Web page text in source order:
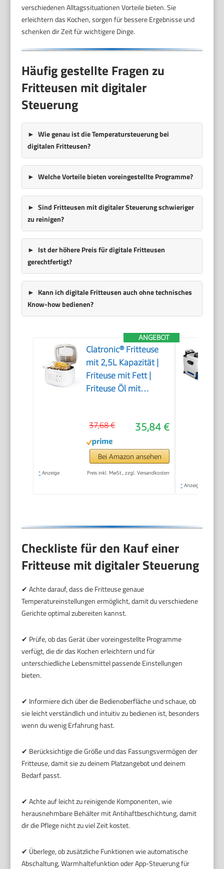
verschiedenen Alltagssituationen Vorteile bieten. Sie
erleichtern das Kochen, sorgen für bessere Ergebnisse und
schenken dir Zeit für wichtigere Dinge.
Häufig gestellte Fragen zu
Fritteusen mit digitaler
Steuerung
Wie genau ist die Temperatursteuerung bei
digitalen Fritteusen?
Welche Vorteile bieten voreingestellte Programme?
Sind Fritteusen mit digitaler Steuerung schwieriger
zu reinigen?
Ist der höhere Preis für digitale Fritteusen
gerechtfertigt?
Kann ich digitale Fritteusen auch ohne technisches
Know-how bedienen?
ANGEBOT
Clatronic® Fritteuse
mit 2,5L Kapazität |
Friteuse mit Fett |
Friteuse Öl mit
Antihaft-Ölbehälter |
Stufenlos regelbarer
Thermostat | Fritteuse
mit Öl - FR 3771
35,84 €
37,68 €
Bei Amazon ansehen
* Anzeige Preis inkl. MwSt., zzgl. Versandkosten
* Anzeige
Checkliste für den Kauf einer
Fritteuse mit digitaler Steuerung
✔ Achte darauf, dass die Fritteuse genaue
Temperatureinstellungen ermöglicht, damit du verschiedene
Gerichte optimal zubereiten kannst.
✔ Prüfe, ob das Gerät über voreingestellte Programme
verfügt, die dir das Kochen erleichtern und für
unterschiedliche Lebensmittel passende Einstellungen
bieten.
✔ Informiere dich über die Bedienoberfläche und schaue, ob
sie leicht verständlich und intuitiv zu bedienen ist, besonders
wenn du wenig Erfahrung hast.
✔ Berücksichtige die Größe und das Fassungsvermögen der
Fritteuse, damit sie zu deinem Platzangebot und deinem
Bedarf passt.
✔ Achte auf leicht zu reinigende Komponenten, wie
herausnehmbare Behälter mit Antihaftbeschichtung, damit
dir die Pflege nicht zu viel Zeit kostet.
✔ Überlege, ob zusätzliche Funktionen wie automatische
Abschaltung, Warmhaltefunktion oder App-Steuerung für